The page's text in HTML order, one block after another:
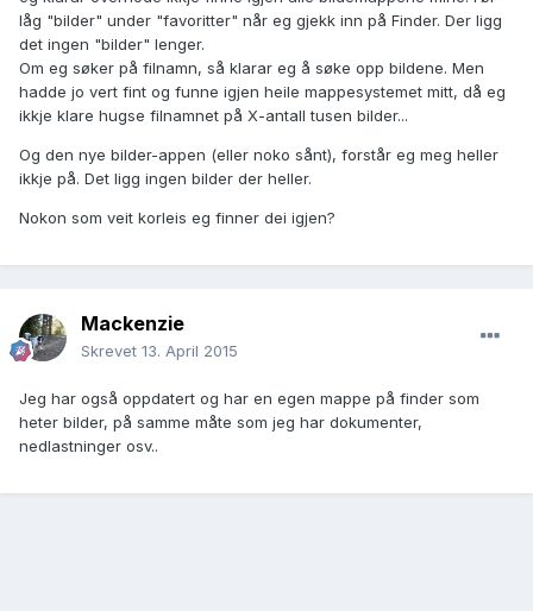
låg "bilder" under "favoritter" når eg gjekk inn på Finder. Der ligg
det ingen "bilder" lenger.
Om eg søker på filnamn, så klarar eg å søke opp bildene. Men
hadde jo vert fint og funne igjen heile mappesystemet mitt, då eg
ikkje klare hugse filnamnet på X-antall tusen bilder...
Og den nye bilder-appen (eller noko sånt), forstår eg meg heller
ikkje på. Det ligg ingen bilder der heller.
Nokon som veit korleis eg finner dei igjen?
Mackenzie
Skrevet 13. April 2015
Jeg har også oppdatert og har en egen mappe på finder som
heter bilder, på samme måte som jeg har dokumenter,
nedlastninger osv..